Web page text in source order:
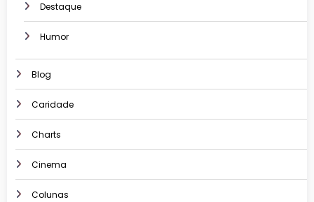
Destaque
Humor
Blog
Caridade
Charts
Cinema
Colunas